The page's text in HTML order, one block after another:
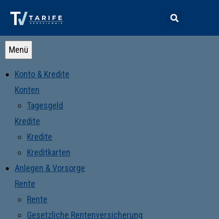
Menü
Konto & Kredite
Konten
Tagesgeld
Kredite
Kredite
Kreditkarten
Anlegen & Vorsorge
Rente
Rente
Gesetzliche Rentenversicherung